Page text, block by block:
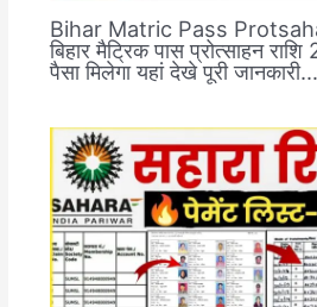
Bihar Matric Pass
बिहार मैट्रिक पास प्रोत्साहन
पैसा मिलेगा यहां देखे पूरी जानकारी…